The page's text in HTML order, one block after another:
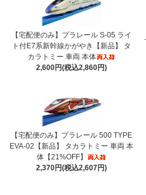
【宅配便のみ】プラレール S-05 ライ
ト付E7系新幹線かがやき【新品】 タ
カラトミー 車両 本体
2,600円(税込2,860円)
【宅配便のみ】プラレール 500 TYPE
EVA-02【新品】 タカラトミー 車両 本
体【21%OFF】
2,370円(税込2,607円)